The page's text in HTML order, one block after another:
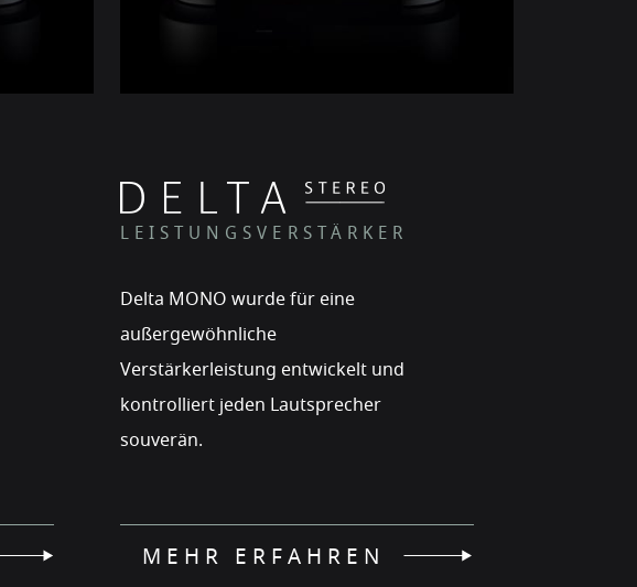
LEISTUNGSVERSTÄRKER
Delta MONO wurde für eine
außergewöhnliche
Verstärkerleistung entwickelt und
kontrolliert jeden Lautsprecher
souverän.
MEHR ERFAHREN